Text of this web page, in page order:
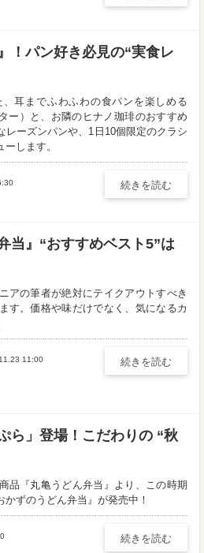
！パン好き必見の“実食レ
耳までふわふわの食パンを楽しめる
ー）と、お隣のヒナノ珈琲のおすすめ
レーズンパンや、1日10個限定のクラシ
します。
続きを読む
当』“おすすめベスト5”は
アの筆者が絶対にテイクアウトすべき
す。価格や味だけでなく、気になるカ
11:00 続きを読む
ら」登場！こだわりの “秋
品『丸亀うどん弁当』より、この時期
ずのうどん弁当』が発売中！
続きを読む